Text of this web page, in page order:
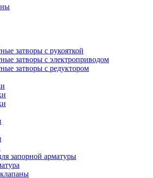
затворы с рукояткой
затворы с электроприводом
затворы с редуктором
запорной арматуры